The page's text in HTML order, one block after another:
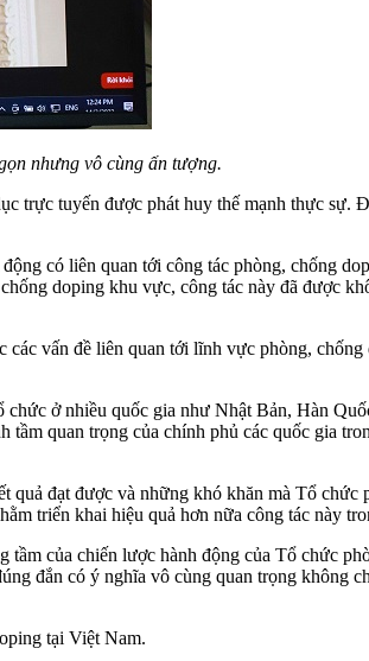
nhưng vô cùng ấn tượng.
trực tuyến được phát huy thế mạnh thực sự.
có liên quan tới công tác phòng, chống
doping khu vực, công tác này đã được
vấn đề liên quan tới lĩnh vực phòng,
ở nhiều quốc gia như Nhật Bản, Hàn
quan trọng của chính phủ các quốc gia
đạt được và những khó khăn mà Tổ chức
triển khai hiệu quả hơn nữa công tác này
của chiến lược hành động của Tổ chức
đắn có ý nghĩa vô cùng quan trọng không
tại Việt Nam.